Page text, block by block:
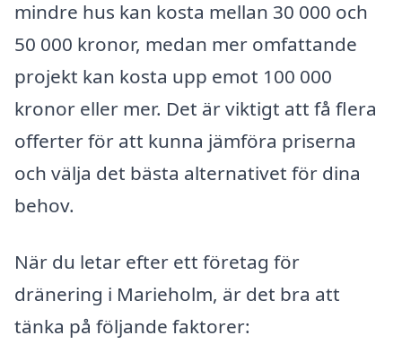
mindre hus kan kosta mellan 30 000 och
50 000 kronor, medan mer omfattande
projekt kan kosta upp emot 100 000
kronor eller mer. Det är viktigt att få flera
offerter för att kunna jämföra priserna
och välja det bästa alternativet för dina
behov.
När du letar efter ett företag för
dränering i Marieholm, är det bra att
tänka på följande faktorer: